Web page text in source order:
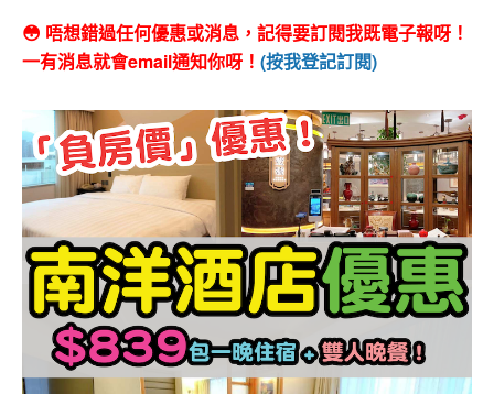
😳 唔想錯過任何優惠或消息，記得要訂閱我既電子報呀！
一有消息就會email通知你呀！ (按我登記訂閱)